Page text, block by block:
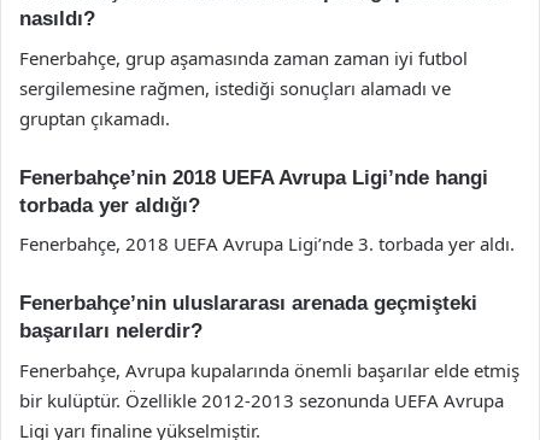
nasıldı?
Fenerbahçe, grup aşamasında zaman zaman iyi futbol
sergilemesine rağmen, istediği sonuçları alamadı ve
gruptan çıkamadı.
Fenerbahçe’nin 2018 UEFA Avrupa Ligi’nde hangi
torbada yer aldığı?
Fenerbahçe, 2018 UEFA Avrupa Ligi’nde 3. torbada yer aldı.
Fenerbahçe’nin uluslararası arenada geçmişteki
başarıları nelerdir?
Fenerbahçe, Avrupa kupalarında önemli başarılar elde etmiş
bir kulüptür. Özellikle 2012-2013 sezonunda UEFA Avrupa
Ligi yarı finaline yükselmiştir.